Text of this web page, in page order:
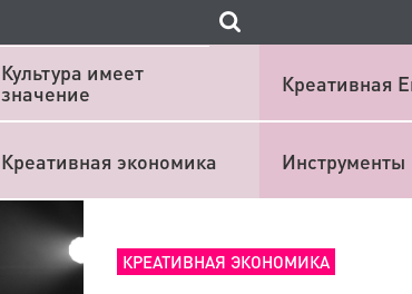
Культура имеет
значение
Креативная
Креативная экономика Инструменты
КРЕАТИВНАЯ ЭКОНОМИКА